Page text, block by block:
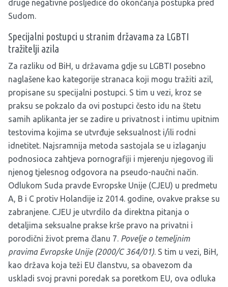
druge negativne posljedice do okončanja postupka pred
Sudom.
Specijalni postupci u stranim državama za LGBTI
tražitelji azila
Za razliku od BiH, u državama gdje su LGBTI posebno
naglašene kao kategorije stranaca koji mogu tražiti azil,
propisane su specijalni postupci. S tim u vezi, kroz se
praksu se pokzalo da ovi postupci često idu na štetu
samih aplikanta jer se zadire u privatnost i intimu upitnim
testovima kojima se utvrđuje seksualnost i/ili rodni
idnetitet. Najsramnija metoda sastojala se u izlaganju
podnosioca zahtjeva pornografiji i mjerenju njegovog ili
njenog tjelesnog odgovora na pseudo-naučni način.
Odlukom Suda pravde Evropske Unije (CJEU) u predmetu
A, B i C protiv Holandije iz 2014. godine, ovakve prakse su
zabranjene. CJEU je utvrdilo da direktna pitanja o
detaljima seksualne prakse krše pravo na privatni i
porodični život prema članu 7. Povelje o temeljnim
pravima Evropske Unije (2000/C 364/01). S tim u vezi, BiH,
kao država koja teži EU članstvu, sa obavezom da
uskladi svoj pravni poredak sa poretkom EU, ova odluka